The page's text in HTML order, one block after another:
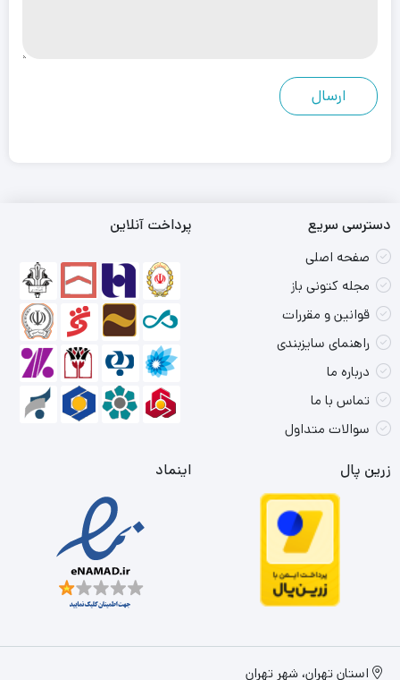
دسترسی سریع
صفحه اصلی
مجله کتونی باز
قوانین و مقررات
راهنمای سایزبندی
درباره ما
تماس با ما
سوالات متداول
پرداخت آنلاین
زرین پال اینماد
استان تهران، شهر تهران